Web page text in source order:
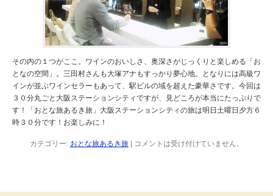
その内の１つがここ。ワインのおいしさ、奥深さがじっくりと楽しめる「お
となの空間」。三田村さんも大塚アナもすっかり夢心地。となりには高級ワ
インが並ぶワインセラーもあって、駅ビルの域を超えた豪華さです。今回は
３０分丸ごと大阪ステーションシティですが、見どころが本当にたっぷりで
す！「おとな旅あるき旅」大阪ステーションシティの旅は明日土曜日夕方６
時３０分です！お楽しみに！
カテゴリー: おとな旅あるき旅| コメントは受け付けていません。